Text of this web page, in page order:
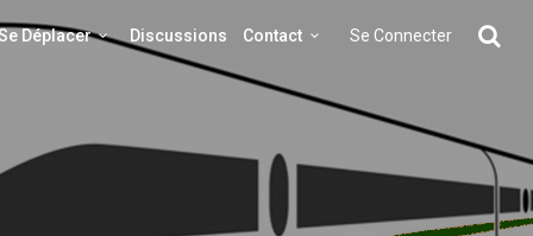
Se Connecter
Déplacer Discussions Contact